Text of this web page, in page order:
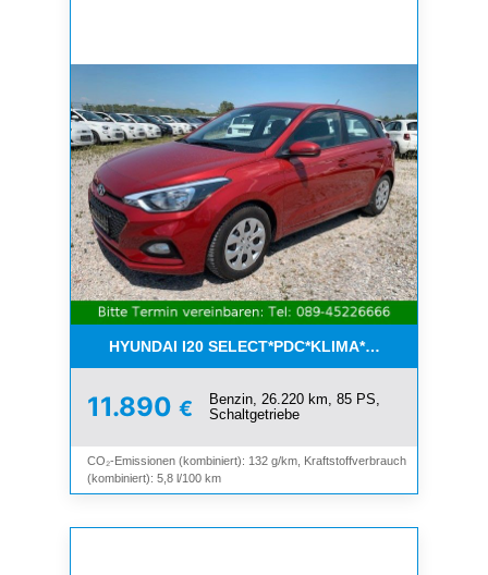
HYUNDAI I20 SELECT*PDC*KLIMA*ESP*8-
11.890 €
Benzin, 26.220 km, 85 PS,
Schaltgetriebe
CO₂-Emissionen (kombiniert): 132 g/km, Kraftstoffverbrauch
(kombiniert): 5,8 l/100 km